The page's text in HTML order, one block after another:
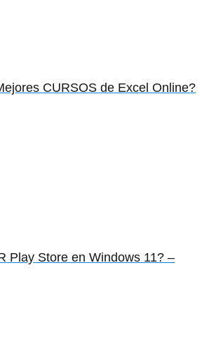
CURSOS de Excel Online?
Play Store en Windows 11? –